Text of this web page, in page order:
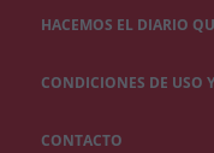
HACEMOS EL DIARIO
CONDICIONES DE USO
CONTACTO